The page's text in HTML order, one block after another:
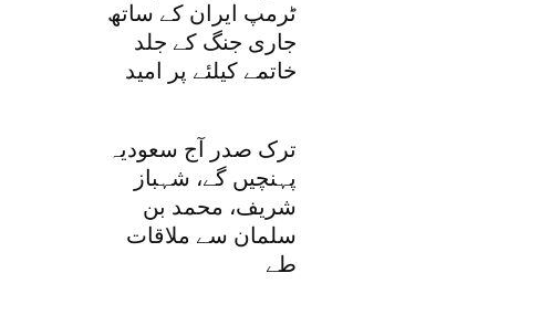
ٹرمپ ایران کے ساتھ
جاری جنگ کے جلد
خاتمے کیلئے پر امید
ترک صدر آج سعودیہ
پہنچیں گے، شہباز
شریف، محمد بن
سلمان سے ملاقات
طے